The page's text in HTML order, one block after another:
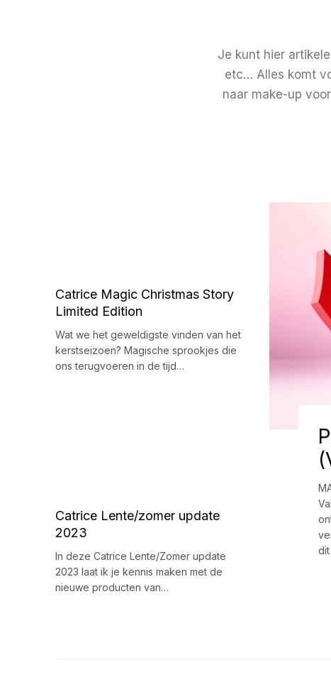
Je kunt hier
etc… Alles komt
naar make-up
Catrice Magic Christmas Story
Limited Edition
Wat we het geweldigste vinden van het
kerstseizoen? Magische sprookjes die
ons terugvoeren in de tijd…
Catrice Lente/zomer update
2023
In deze Catrice Lente/Zomer update
2023 laat ik je kennis maken met de
nieuwe producten van…